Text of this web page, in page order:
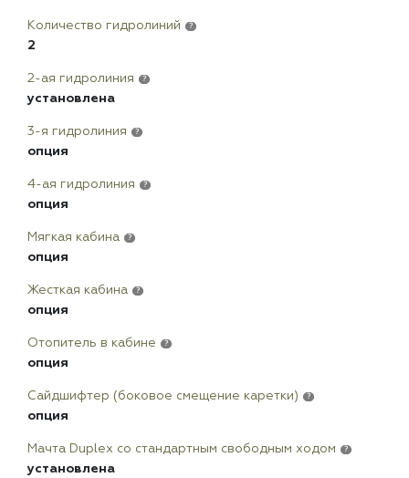
Количество гидролиний ?
2
2-ая гидролиния ?
установлена
3-я гидролиния ?
опция
4-ая гидролиния ?
опция
Мягкая кабина ?
опция
Жесткая кабина ?
опция
Отопитель в кабине ?
опция
Сайдшифтер (боковое смещение каретки) ?
опция
Мачта Duplex сo стандартным свободным ходом ?
установлена